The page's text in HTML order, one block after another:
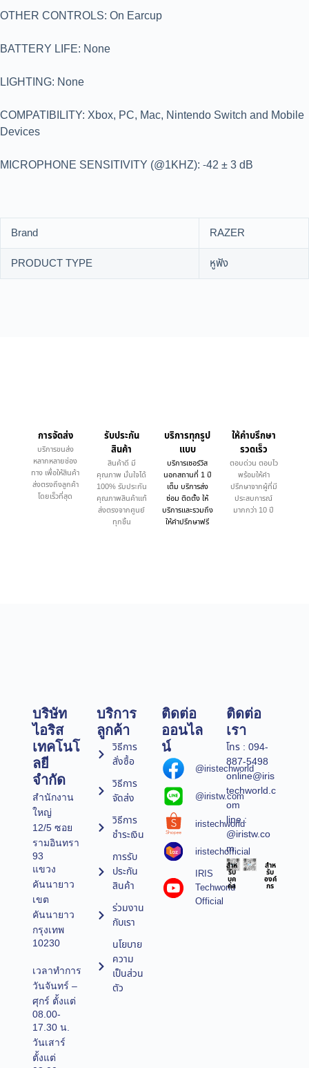
OTHER CONTROLS: On Earcup
BATTERY LIFE: None
LIGHTING: None
COMPATIBILITY: Xbox, PC, Mac, Nintendo Switch and Mobile
Devices
MICROPHONE SENSITIVITY (@1KHZ): -42 ± 3 dB
Brand
RAZER
PRODUCT TYPE
หูฟัง
การจัดส่ง
บริการขนส่ง
หลากหลายช่อง
ทาง เพื่อให้สินค้า
ส่งตรงถึงลูกค้า
โดยเร็วที่สุด
รับประกัน
สินค้า
สินค้าดี มี
คุณภาพ มั่นใจได้
100% รับประกัน
คุณภาพสินค้าแท้
ส่งตรงจากศูนย์
ทุกชิ้น
บริการทุกรูป
แบบ
บริการเซอร์วิส
นอกสถานที่ 1 ปี
เต็ม บริการส่ง
ซ่อม ติดตั้ง ให้
บริการและรวมถึง
ให้คำปรึกษาฟรี
ให้คำบรึกษา
รวดเร็ว
ตอบด่วน ตอบไว
พร้อมให้คำ
ปรึกษาจากผู้ที่มี
ประสบการณ์
มากกว่า 10 ปี
บริษัท
ไอริส
เทคโนโ
ลยี
จำกัด
สำนักงาน
ใหญ่
12/5 ซอย
รามอินทรา
93
แขวง
คันนายาว
เขต
คันนายาว
กรุงเทพ
10230
เวลาทำการ
วันจันทร์ –
ศุกร์ ตั้งแต่
08.00-
17.30 น.
วันเสาร์
ตั้งแต่
บริการ
ลูกค้า
วิธีการ
สั่งซื้อ
วิธีการ
จัดส่ง
วิธีการ
ชำระเงิน
การรับ
ประกัน
สินค้า
ร่วมงาน
กับเรา
นโยบาย
ความ
เป็นส่วน
ตัว
ติดต่อ
ออนไล
น์
@iristechworld
@iristw.com
iristechworld
iristechofficial
IRIS
Techworld
Official
ติดต่อ
เรา
โทร : 094-
887-5498
online@iris
techworld.c
om
line :
@iristw.co
m
สำห
รับ
บุค
คล
สำห
รับ
องค์
กร